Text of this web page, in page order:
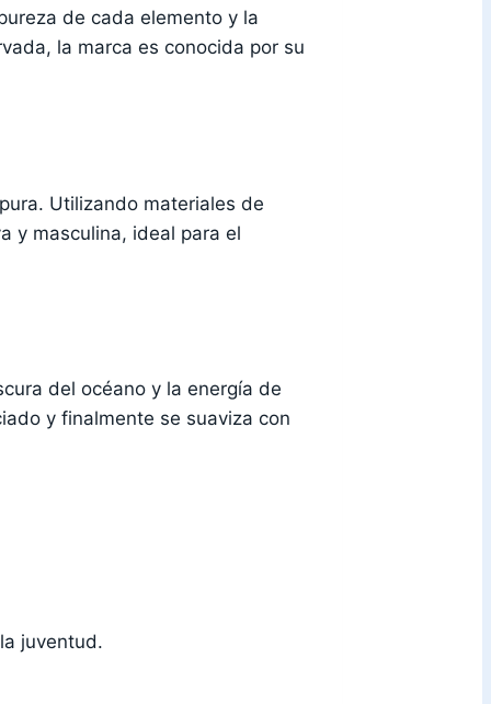
de cada elemento y la
la marca es conocida por su
Utilizando materiales de
y masculina, ideal para el
del océano y la energía de
y finalmente se suaviza con
juventud.